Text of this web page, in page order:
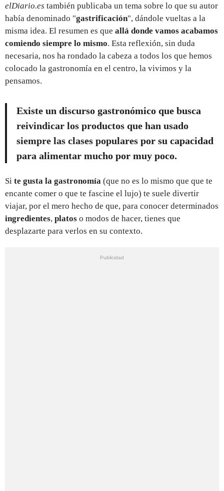
elDiario.es también publicaba un tema sobre lo que su autor
había denominado "gastrificación", dándole vueltas a la
misma idea. El resumen es que allá donde vamos acabamos
comiendo siempre lo mismo. Esta reflexión, sin duda
necesaria, nos ha rondado la cabeza a todos los que hemos
colocado la gastronomía en el centro, la vivimos y la
pensamos.
Existe un discurso gastronómico que busca
reivindicar los productos que han usado
siempre las clases populares por su capacidad
para alimentar mucho por muy poco.
Si te gusta la gastronomía (que no es lo mismo que que te
encante comer o que te fascine el lujo) te suele divertir
viajar, por el mero hecho de que, para conocer determinados
ingredientes, platos o modos de hacer, tienes que
desplazarte para verlos en su contexto.